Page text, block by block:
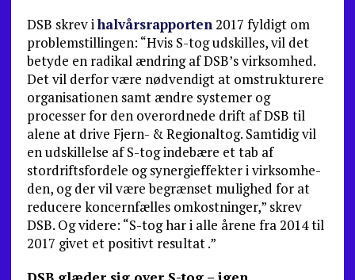
DSB skrev ihalvårsrapporten2017 fyldigt om
problemstillingen: “Hvis S-tog udskilles, vil det
betyde en radikal ændring af DSB’s virksomhed.
Det vil derfor være nødvendigt at omstruktu­rere
organisationen samt ændre systemer og
processer for den overordnede drift af DSB til
alene at drive Fjern- & Regionaltog. Samtidig vil
en udskillelse af S-tog indebære et tab af
stordriftsfordele og synergieffekter i virksomhe­
den, og der vil være begrænset mulighed for at
reducere koncernfælles omkostninger,” skrev
DSB. Og videre: “S-tog har i alle årene fra 2014 til
2017 givet et positivt resultat .”